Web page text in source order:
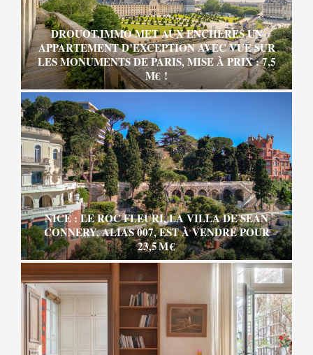
DROUOT.IMMO MET AUX ENCHÈRES UN
APPARTEMENT D’EXCEPTION AVEC VUE SUR
LES MONUMENTS DE PARIS, MISE À PRIX : 7,5
M€ !
NICE : LE ROC FLEURI, LA VILLA DE SEAN
CONNERY, ALIAS 007, EST À VENDRE POUR
23,5 M €